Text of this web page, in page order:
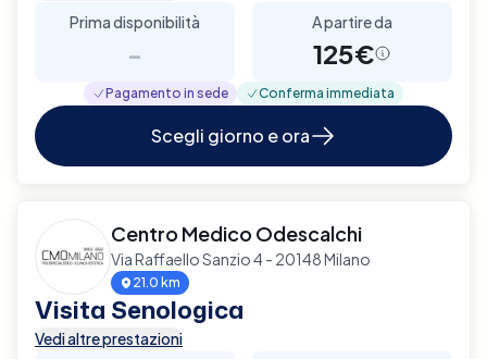
Prima disponibilità
-
A partire da
125€
Pagamento in sede Conferma immediata
Scegli giorno e ora
Centro Medico Odescalchi
Via Raffaello Sanzio 4 - 20148 Milano
21.0 km
Visita Senologica
Vedi altre prestazioni